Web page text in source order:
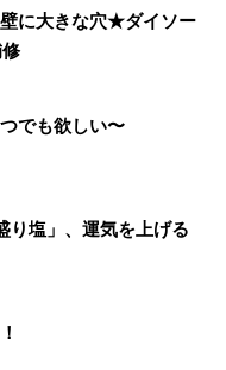
に大きな穴★ダイソー
でも欲しい〜
り塩」、運気を上げる